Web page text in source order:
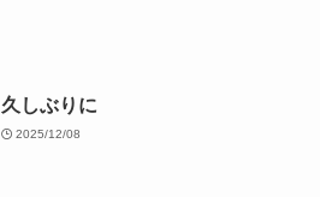
久しぶりに
2025/12/08